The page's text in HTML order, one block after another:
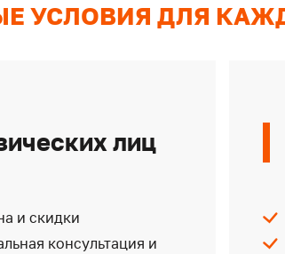
УСЛОВИЯ ДЛЯ
лиц
и скидки
консультация и